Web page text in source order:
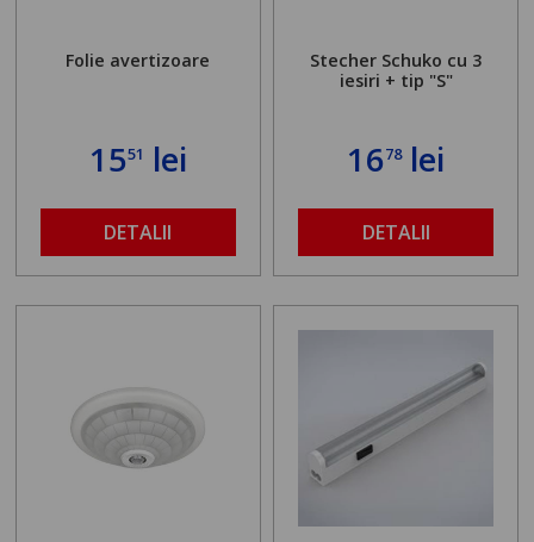
Folie avertizoare
1551 lei
DETALII
Stecher Schuko cu 3
iesiri + tip "S"
1678lei
DETALII